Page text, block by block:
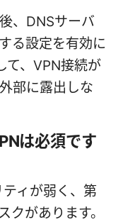
、DNSサーバ
る設定を有効に
て、VPN接続が
部に露出しな
は必須です
ィが弱く、第
クがあります。